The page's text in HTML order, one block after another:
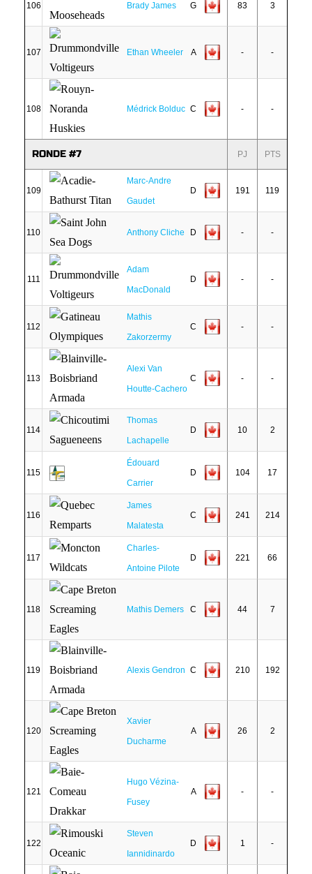
106 Brady James G 83 3
107 Ethan Wheeler A - -
108 Médrick Bolduc C - -
RONDE #7 PJ PTS
109
Marc-Andre
Gaudet
D 191 119
110 Anthony Cliche D - -
111
Adam
MacDonald
D - -
112
Mathis
Zakorzermy
C - -
113
Alexi Van
Houtte-Cachero
C - -
114
Thomas
Lachapelle
D 10 2
115
Édouard
Carrier
D 104 17
116
James
Malatesta
C 241 214
117
Charles-
Antoine Pilote
D 221 66
118 Mathis Demers C 44 7
119 Alexis Gendron C 210 192
120
Xavier
Ducharme
A 26 2
121
Hugo Vézina-
Fusey
A - -
122
Steven
Iannidinardo
D 1 -